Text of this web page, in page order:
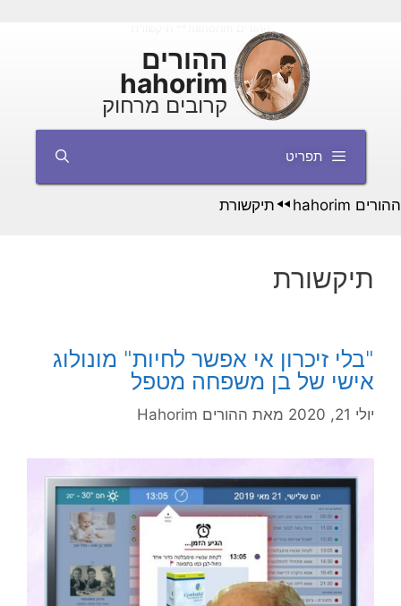
ההורים
hahorim
קרובים מרחוק
תפריט
ההורים hahorim ◄◄ תיקשורת
תיקשורת
"בלי זיכרון אי אפשר לחיות" מונולוג
אישי של בן משפחה מטפל
יולי 21, 2020 מאת ההורים Hahorim